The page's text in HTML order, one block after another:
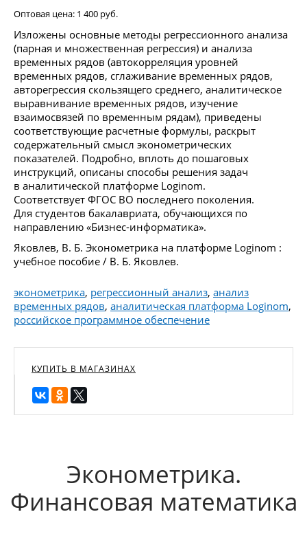
Оптовая цена: 1 400 руб.
Изложены основные методы регрессионного анализа
(парная и множественная регрессия) и анализа
временных рядов (автокорреляция уровней
временных рядов, сглаживание временных рядов,
авторегрессия скользящего среднего, аналитическое
выравнивание временных рядов, изучение
взаимосвязей по временным рядам), приведены
соответствующие расчетные формулы, раскрыт
содержательный смысл эконометрических
показателей. Подробно, вплоть до пошаговых
инструкций, описаны способы решения задач
в аналитической платформе Loginom.
Соответствует ФГОС ВО последнего поколения.
Для студентов бакалавриата, обучающихся по
направлению «Бизнес-информатика».
Яковлев, В. Б. Эконометрика на платформе Loginom :
учебное пособие / В. Б. Яковлев.
эконометрика, регрессионный анализ, анализ
временных рядов, аналитическая платформа Loginom,
российское программное обеспечение
КУПИТЬ В МАГАЗИНАХ
Эконометрика.
Финансовая математика